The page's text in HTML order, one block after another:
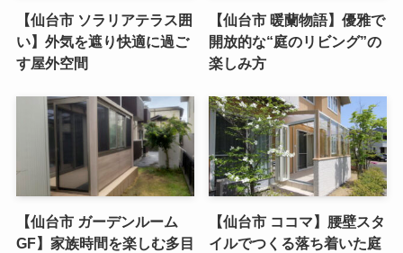
【仙台市 ソラリアテラス囲
い】外気を遮り快適に過ご
す屋外空間
【仙台市 暖蘭物語】優雅で
開放的な“庭のリビング”の
楽しみ方
【仙台市 ガーデンルーム
GF】家族時間を楽しむ多目
【仙台市 ココマ】腰壁スタ
イルでつくる落ち着いた庭